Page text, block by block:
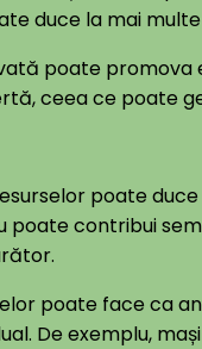
duce la mai
poate
ceea ce poate
poate
contribui
poate face ca
De exemplu,